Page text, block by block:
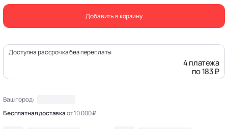
Добавить в корзину
Доступна рассрочка без переплаты
4 платежа
по 183 ₽
Ваш город:
Бесплатная доставкаот 10 000 ₽